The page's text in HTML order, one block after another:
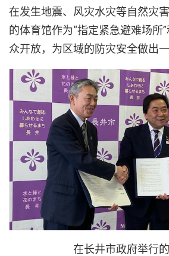
在发生地震、风灾水灾等自然灾
的体育馆作为“指定紧急避难场所
众开放，为区域的防灾安全做出一
在长井市政府举行